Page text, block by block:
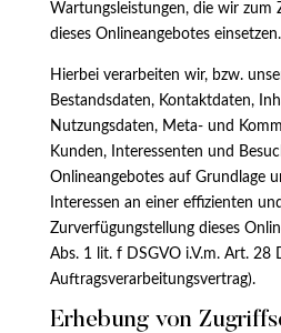
Wartungsleistungen, die wir zum
dieses Onlineangebotes einsetzen.
Hierbei verarbeiten wir, bzw.
Bestandsdaten, Kontaktdaten,
Nutzungsdaten, Meta- und
Kunden, Interessenten und
Onlineangebotes auf Grundlage
Interessen an einer effizienten
Zurverfügungstellung dieses
Abs. 1 lit. f DSGVO i.V.m. Art. 28
Auftragsverarbeitungsvertrag).
Erhebung von